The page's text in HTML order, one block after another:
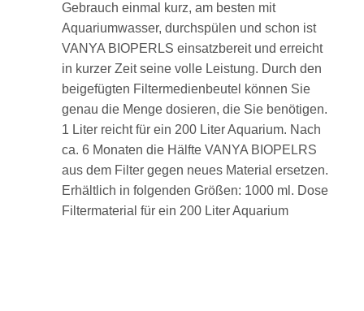
Gebrauch einmal kurz, am besten mit
Aquariumwasser, durchspülen und schon ist
VANYA BIOPERLS einsatzbereit und erreicht
in kurzer Zeit seine volle Leistung. Durch den
beigefügten Filtermedienbeutel können Sie
genau die Menge dosieren, die Sie benötigen.
1 Liter reicht für ein 200 Liter Aquarium. Nach
ca. 6 Monaten die Hälfte VANYA BIOPELRS
aus dem Filter gegen neues Material ersetzen.
Erhältlich in folgenden Größen: 1000 ml. Dose
Filtermaterial für ein 200 Liter Aquarium